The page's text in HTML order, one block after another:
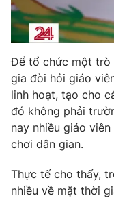
Photo
Video
VTV Money
VTV Sức khoẻ
Thị trường 24h
Để tổ chức một trò
gia đòi hỏi giáo
linh hoạt, tạo cho
đó không phải
nay nhiều giáo
chơi dân gian.
Thực tế cho thấy,
nhiều về mặt thời